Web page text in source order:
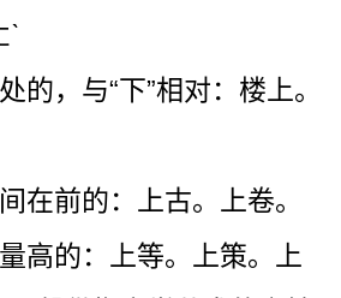
的，与“下”相对：楼上。
在前的：上古。上卷。
高的：上等。上策。上